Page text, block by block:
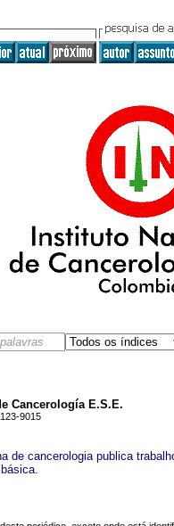
Cancerología E.S.E.
9015
de cancerologia publica